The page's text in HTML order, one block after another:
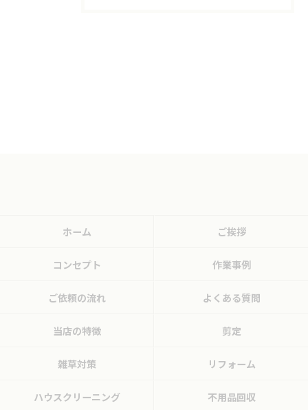
ホーム ご挨拶
コンセプト 作業事例
ご依頼の流れ よくある質問
当店の特徴 剪定
雑草対策 リフォーム
ハウスクリーニング 不用品回収